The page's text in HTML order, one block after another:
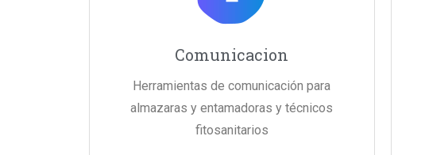
Comunicacion
Herramientas de comunicación para
almazaras y entamadoras y técnicos
fitosanitarios